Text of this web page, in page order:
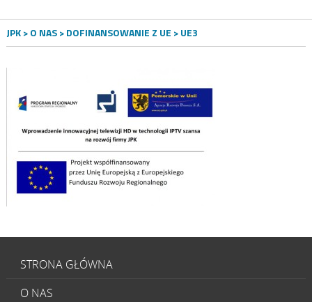
JPK>O NAS>DOFINANSOWANIE Z UE > UE3
STRONA GŁÓWNA
O NAS